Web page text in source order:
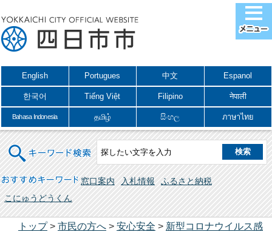
English Portugues 中文 Espanol
한국어 Tiếng Việt Filipino नेपाली
Bahasa Indonesia தமிழ் සිංහල ภาษาไทย
キーワード検索
おすすめキーワード 窓口案内 入札情報
ふるさと納税
こにゅうどうくん
トップ> 市民の方へ > 安心安全 > 新型コロナウイルス感